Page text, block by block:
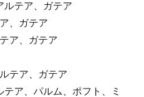
ルテア、ガテア
、ガテア
ア、ガテア
テア、ガテア
ア、パルム、ポフト、ミ